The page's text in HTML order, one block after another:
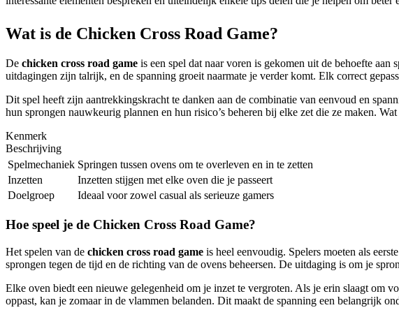
Wat is de Chicken Cross Road Game?
De chicken cross road game is een spel dat naar voren is gekomen uit de behoefte
uitdagingen zijn talrijk, en de spanning groeit naarmate je verder komt. Elk correct
Dit spel heeft zijn aantrekkingskracht te danken aan de combinatie van eenvoud en
hun sprongen nauwkeurig plannen en hun risico’s beheren bij elke zet die ze maken.
Kenmerk
Beschrijving
Spelmechaniek Springen tussen ovens om te overleven en in te zetten
Inzetten
Inzetten stijgen met elke oven die je passeert
Doelgroep
Ideaal voor zowel casual als serieuze gamers
Hoe speel je de Chicken Cross Road Game?
Het spelen van de chicken cross road game is heel eenvoudig. Spelers moeten als
sprongen tegen de tijd en de richting van de ovens beheersen. De uitdaging is om je
Elke oven biedt een nieuwe gelegenheid om je inzet te vergroten. Als je erin slaagt om
oppast, kan je zomaar in de vlammen belanden. Dit maakt de spanning een belangrijk